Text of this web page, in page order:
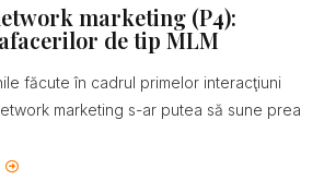
marketing (P4):
de tip MLM
făcute în cadrul primelor interacţiuni
marketing s-ar putea să sune prea